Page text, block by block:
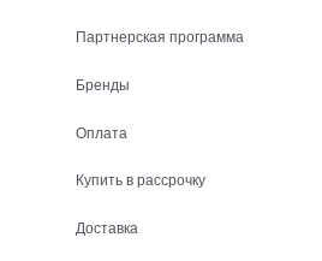
Партнерская программа
Бренды
Оплата
Купить в рассрочку
Доставка